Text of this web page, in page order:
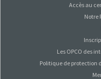
Accès au
Notre
Les OPCO des
Politique de protection